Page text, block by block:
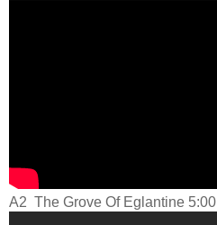
A2 The Grove Of Eglantine 5:00